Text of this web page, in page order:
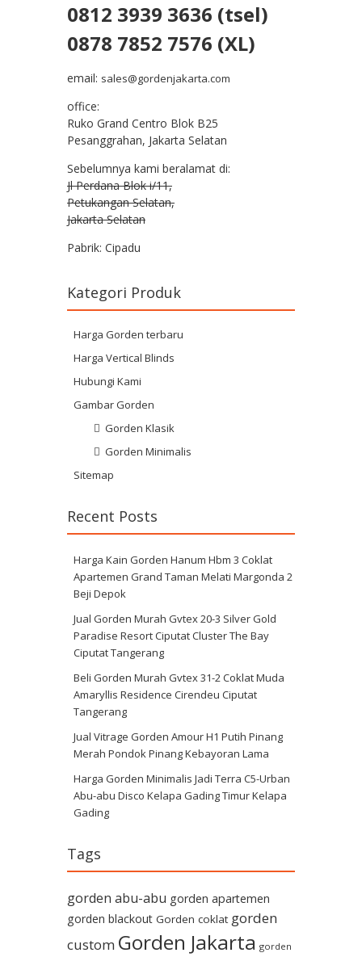
0812 3939 3636 (tsel)
0878 7852 7576 (XL)
email: sales@gordenjakarta.com
office:
Ruko Grand Centro Blok B25
Pesanggrahan, Jakarta Selatan
Sebelumnya kami beralamat di:
Jl Perdana Blok i/11,
Petukangan Selatan,
Jakarta Selatan
Pabrik: Cipadu
Kategori Produk
Harga Gorden terbaru
Harga Vertical Blinds
Hubungi Kami
Gambar Gorden
Gorden Klasik
Gorden Minimalis
Sitemap
Recent Posts
Harga Kain Gorden Hanum Hbm 3 Coklat
Apartemen Grand Taman Melati Margonda 2
Beji Depok
Jual Gorden Murah Gvtex 20-3 Silver Gold
Paradise Resort Ciputat Cluster The Bay
Ciputat Tangerang
Beli Gorden Murah Gvtex 31-2 Coklat Muda
Amaryllis Residence Cirendeu Ciputat
Tangerang
Jual Vitrage Gorden Amour H1 Putih Pinang
Merah Pondok Pinang Kebayoran Lama
Harga Gorden Minimalis Jadi Terra C5-Urban
Abu-abu Disco Kelapa Gading Timur Kelapa
Gading
Tags
gorden abu-abu gorden apartemen
gorden blackout Gorden coklat gorden
custom Gorden Jakarta gorden